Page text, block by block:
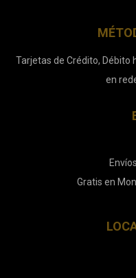
Tarjetas de Crédito, Débito
en
Gratis en